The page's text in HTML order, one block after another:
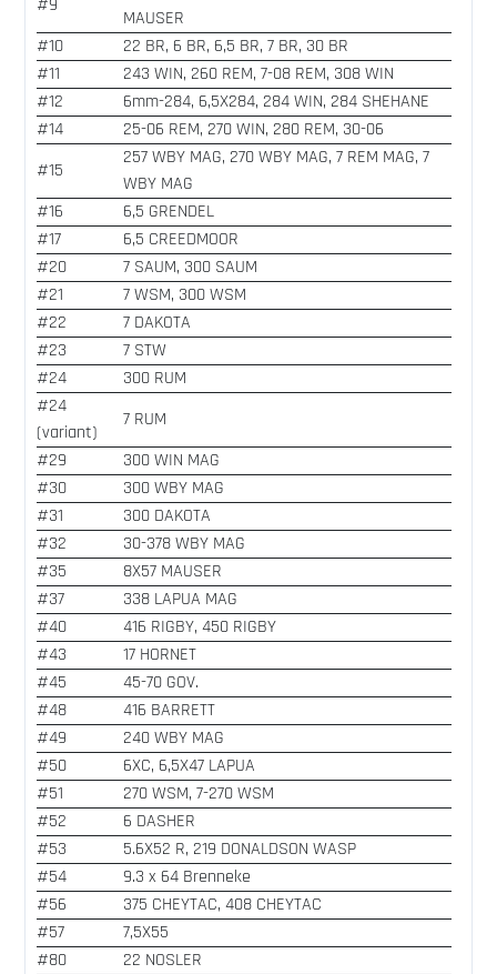
#9
MAUSER
#10
22 BR, 6 BR, 6,5 BR, 7 BR, 30 BR
#11
243 WIN, 260 REM, 7-08 REM, 308 WIN
#12
6mm-284, 6,5X284, 284 WIN, 284 SHEHANE
#14
25-06 REM, 270 WIN, 280 REM, 30-06
#15
257 WBY MAG, 270 WBY MAG, 7 REM MAG, 7
WBY MAG
#16
6,5 GRENDEL
#17
6,5 CREEDMOOR
#20
7 SAUM, 300 SAUM
#21
7 WSM, 300 WSM
#22
7 DAKOTA
#23
7 STW
#24
300 RUM
#24
(variant)
7 RUM
#29
300 WIN MAG
#30
300 WBY MAG
#31
300 DAKOTA
#32
30-378 WBY MAG
#35
8X57 MAUSER
#37
338 LAPUA MAG
#40
416 RIGBY, 450 RIGBY
#43
17 HORNET
#45
45-70 GOV.
#48
416 BARRETT
#49
240 WBY MAG
#50
6XC, 6,5X47 LAPUA
#51
270 WSM, 7-270 WSM
#52
6 DASHER
#53
5.6X52 R, 219 DONALDSON WASP
#54
9.3 x 64 Brenneke
#56
375 CHEYTAC, 408 CHEYTAC
#57
7,5X55
#80
22 NOSLER